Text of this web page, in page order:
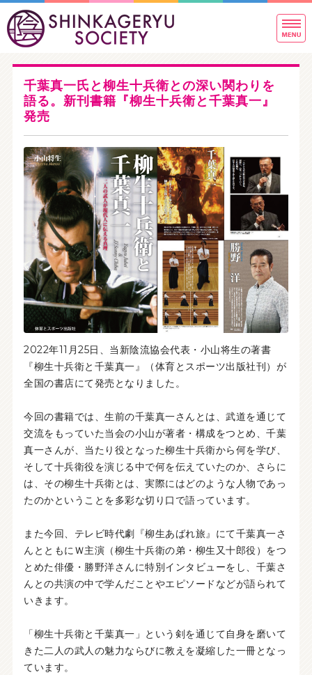
新
ホーム
稽古内容のご案内
稽古生の声とQ&A
お問い合わせ
千葉真一氏と柳生十兵衛との深い関わりを
語る。新刊書籍『柳生十兵衛と千葉真一』
発売
2022年11月25日、当新陰流協会代表・小山将生の著書
『柳生十兵衛と千葉真一』（体育とスポーツ出版社刊）が
全国の書店にて発売となりました。
今回の書籍では、生前の千葉真一さんとは、武道を通じて
交流をもっていた当会の小山が著者・構成をつとめ、千葉
真一さんが、当たり役となった柳生十兵衛から何を学び、
そして十兵衛役を演じる中で何を伝えていたのか、さらに
は、その柳生十兵衛とは、実際にはどのような人物であっ
たのかということを多彩な切り口で語っています。
また今回、テレビ時代劇『柳生あばれ旅』にて千葉真一さ
んとともにＷ主演（柳生十兵衛の弟・柳生又十郎役）をつ
とめた俳優・勝野洋さんに特別インタビューをし、千葉さ
んとの共演の中で学んだことやエピソードなどが語られて
いきます。
「柳生十兵衛と千葉真一」という剣を通じて自身を磨いて
きた二人の武人の魅力ならびに教えを凝縮した一冊となっ
ています。